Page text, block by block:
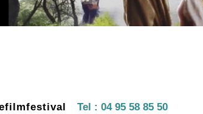
Tel : 04 95 58 85 50